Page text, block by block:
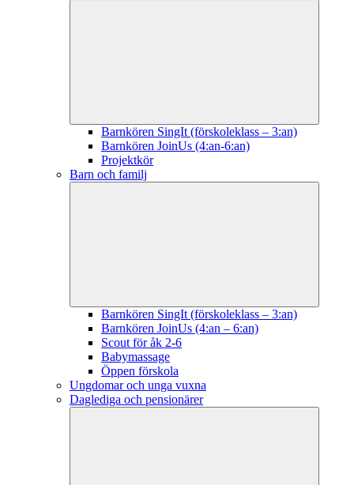
Barnkören SingIt (förskoleklass – 3:an)
Barnkören JoinUs (4:an-6:an)
Projektkör
Barn och familj
Barnkören SingIt (förskoleklass – 3:an)
Barnkören JoinUs (4:an – 6:an)
Scout för åk 2-6
Babymassage
Öppen förskola
Ungdomar och unga vuxna
Daglediga och pensionärer